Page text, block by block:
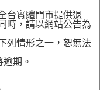
台實體門市提供退
時，請以網站公告為
列情形之一，恕無法
期。